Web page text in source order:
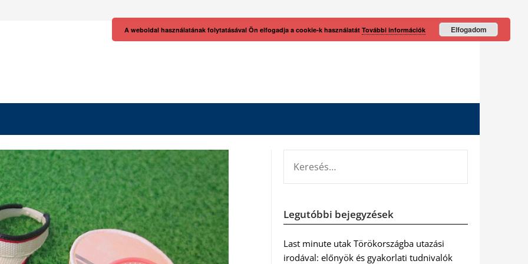
Legutóbbi bejegyzések
Last minute utak Törökországba utazási
irodával: előnyök és gyakorlati tudnivalók
A weboldal használatának folytatásával Ön elfogadja a cookie-k használatát További információk Elfogadom